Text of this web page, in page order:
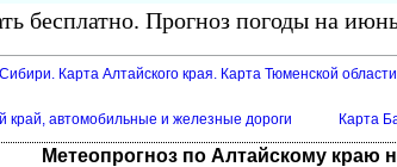
бесплатно. Прогноз погоды на
Карта Алтайского края. Карта Тюменской области
край, автомобильные и железные дороги Карта
Метеопрогноз по Алтайскому краю